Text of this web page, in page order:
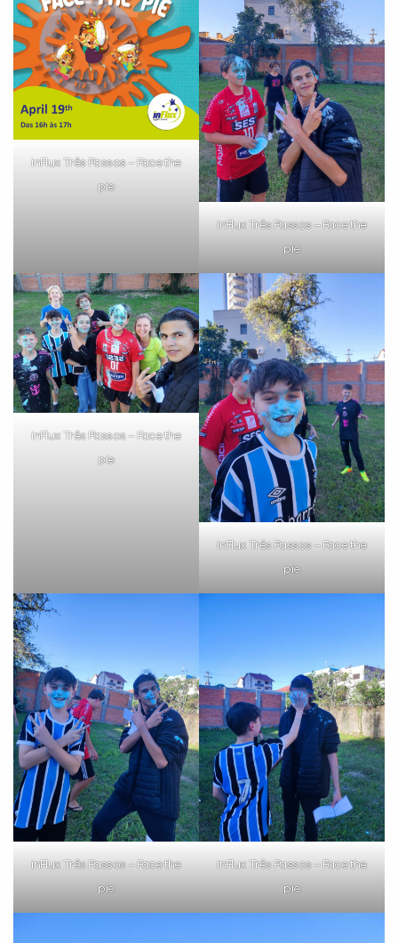
inFlux Três Passos – Face the
pie
inFlux Três Passos – Face the
pie
inFlux Três Passos – Face the
pie
inFlux Três Passos – Face the
pie
inFlux Três Passos – Face the
pie
inFlux Três Passos – Face the
pie